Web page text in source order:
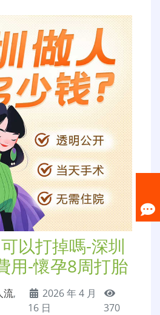
以打掉嗎-深圳
用-懷孕8周打胎
流,
2026 年 4 月
16 日
370